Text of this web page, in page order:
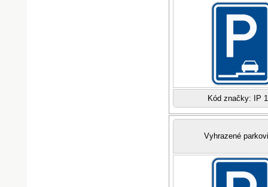
Kód značky: IP
Vyhrazené